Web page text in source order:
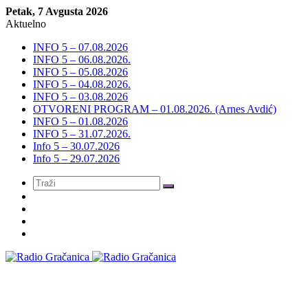
Petak, 7 Avgusta 2026
Aktuelno
INFO 5 – 07.08.2026
INFO 5 – 06.08.2026.
INFO 5 – 05.08.2026
INFO 5 – 04.08.2026.
INFO 5 – 03.08.2026
OTVORENI PROGRAM – 01.08.2026. (Arnes Avdić)
INFO 5 – 01.08.2026
INFO 5 – 31.07.2026.
Info 5 – 30.07.2026
Info 5 – 29.07.2026
Meni